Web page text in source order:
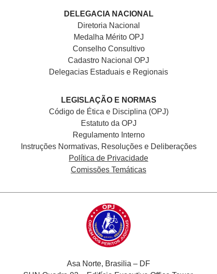
DELEGACIA NACIONAL
Diretoria Nacional
Medalha Mérito OPJ
Conselho Consultivo
Cadastro Nacional OPJ
Delegacias Estaduais e Regionais
LEGISLAÇÃO E NORMAS
Código de Ética e Disciplina (OPJ)
Estatuto da OPJ
Regulamento Interno
Instruções Normativas, Resoluções e Deliberações
Política de Privacidade
Comissões Temáticas
Asa Norte, Brasilia – DF